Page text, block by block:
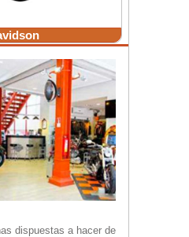
dispuestas a hacer de